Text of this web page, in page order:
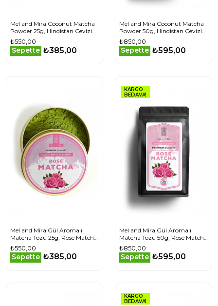
Mel and Mira Coconut Matcha
Powder 25g, Hindistan Cevizi
Aromalı Matcha Tozu
Superfood
₺550,00
Sepette ₺385,00
Mel and Mira Coconut Matcha
Powder 50g, Hindistan Cevizi
Aromalı Matcha Tozu
Superfood
₺850,00
Sepette ₺595,00
Mel and Mira Gül Aromalı
Matcha Tozu 25g, Rose Matcha
Powder
₺550,00
Sepette ₺385,00
KARGO
BEDAVA!
Mel and Mira Gül Aromalı
Matcha Tozu 50g, Rose Matcha
Powder
₺850,00
Sepette ₺595,00
KARGO
BEDAVA!